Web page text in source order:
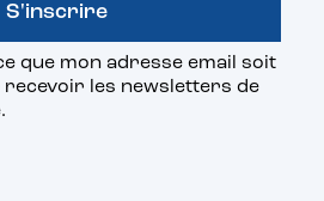
que mon adresse email soit
recevoir les newsletters de
S'inscrire